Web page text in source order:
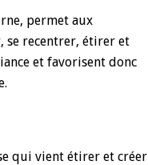
permet aux
se recentrer, étirer et
et favorisent donc
qui vient étirer et créer